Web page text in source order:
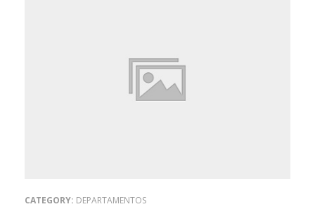
CATEGORY: DEPARTAMENTOS